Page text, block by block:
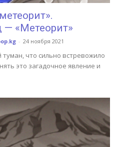
— «Метеорит»
- 24 ноября 2021
туман, что сильно встревожило
это загадочное явление и